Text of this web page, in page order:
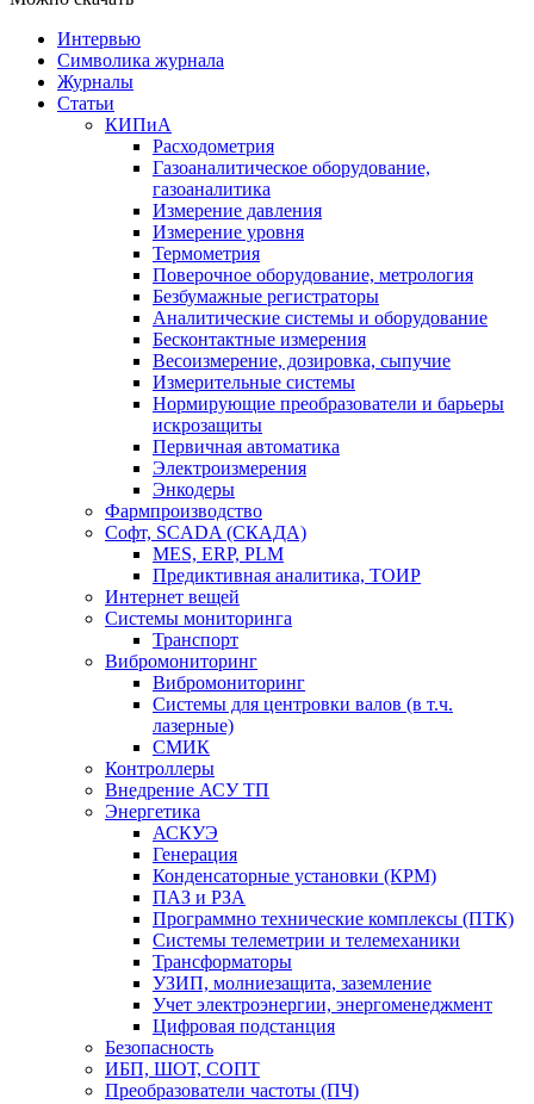
Интервью
Символика журнала
Журналы
Статьи
КИПиА
Расходометрия
Газоаналитическое оборудование,
газоаналитика
Измерение давления
Измерение уровня
Термометрия
Поверочное оборудование, метрология
Безбумажные регистраторы
Аналитические системы и оборудование
Бесконтактные измерения
Весоизмерение, дозировка, сыпучие
Измерительные системы
Нормирующие преобразователи и барьеры
искрозащиты
Первичная автоматика
Электроизмерения
Энкодеры
Фармпроизводство
Софт, SCADA (СКАДА)
MES, ERP, PLM
Предиктивная аналитика, ТОИР
Интернет вещей
Системы мониторинга
Транспорт
Вибромониторинг
Вибромониторинг
Системы для центровки валов (в т.ч.
лазерные)
СМИК
Контроллеры
Внедрение АСУ ТП
Энергетика
АСКУЭ
Генерация
Конденсаторные установки (КРМ)
ПАЗ и РЗА
Программно технические комплексы (ПТК)
Системы телеметрии и телемеханики
Трансформаторы
УЗИП, молниезащита, заземление
Учет электроэнергии, энергоменеджмент
Цифровая подстанция
Безопасность
ИБП, ШОТ, СОПТ
Преобразователи частоты (ПЧ)